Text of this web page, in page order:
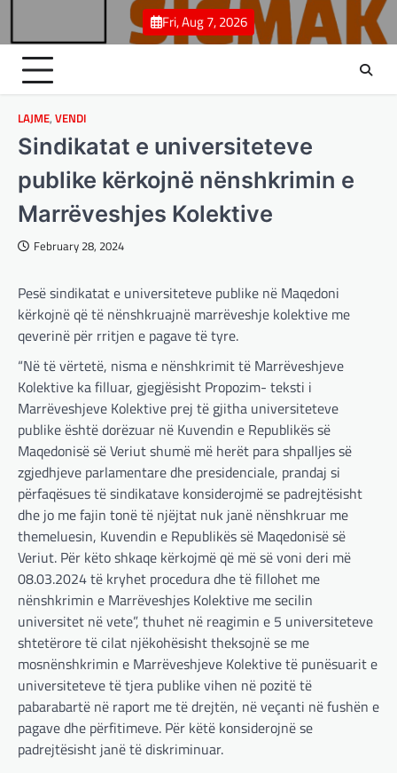
content
Fri, Aug 7, 2026
LAJME, VENDI
Sindikatat e universiteteve
publike kërkojnë nënshkrimin e
Marrëveshjes Kolektive
February 28, 2024
Pesë sindikatat e universiteteve publike në Maqedoni
kërkojnë që të nënshkruajnë marrëveshje kolektive me
qeverinë për rritjen e pagave të tyre.
“Në të vërtetë, nisma e nënshkrimit të Marrëveshjeve
Kolektive ka filluar, gjegjësisht Propozim- teksti i
Marrëveshjeve Kolektive prej të gjitha universiteteve
publike është dorëzuar në Kuvendin e Republikës së
Maqedonisë së Veriut shumë më herët para shpalljes së
zgjedhjeve parlamentare dhe presidenciale, prandaj si
përfaqësues të sindikatave konsiderojmë se padrejtësisht
dhe jo me fajin tonë të njëjtat nuk janë nënshkruar me
themeluesin, Kuvendin e Republikës së Maqedonisë së
Veriut. Për këto shkaqe kërkojmë që më së voni deri më
08.03.2024 të kryhet procedura dhe të fillohet me
nënshkrimin e Marrëveshjes Kolektive me secilin
universitet në vete”, thuhet në reagimin e 5 universiteteve
shtetërore të cilat njëkohësisht theksojnë se me
mosnënshkrimin e Marrëveshjeve Kolektive të punësuarit e
universiteteve të tjera publike vihen në pozitë të
pabarabartë në raport me të drejtën, në veçanti në fushën e
pagave dhe përfitimeve. Për këtë konsiderojnë se
padrejtësisht janë të diskriminuar.